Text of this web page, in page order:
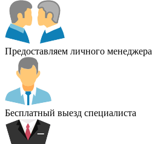
Предоставляем личного менеджера
Бесплатный выезд специалиста